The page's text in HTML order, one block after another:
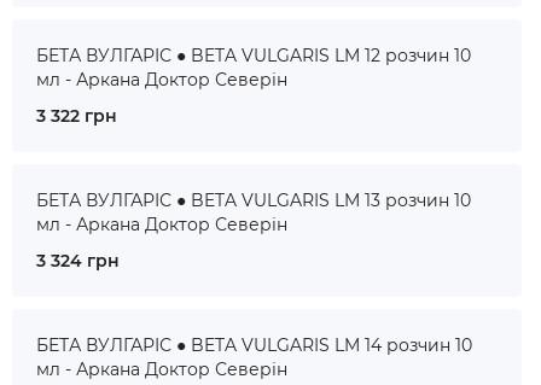
БЕТА ВУЛГАРІС ● BETA VULGARIS LM 12 розчин 10
мл - Аркана Доктор Северін
3 322 грн
БЕТА ВУЛГАРІС ● BETA VULGARIS LM 13 розчин 10
мл - Аркана Доктор Северін
3 324 грн
БЕТА ВУЛГАРІС ● BETA VULGARIS LM 14 розчин 10
мл - Аркана Доктор Северін